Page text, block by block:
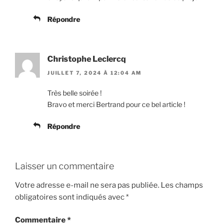
Répondre
Christophe Leclercq
JUILLET 7, 2024 À 12:04 AM
Très belle soirée !
Bravo et merci Bertrand pour ce bel article !
Répondre
Laisser un commentaire
Votre adresse e-mail ne sera pas publiée. Les champs
obligatoires sont indiqués avec*
Commentaire*